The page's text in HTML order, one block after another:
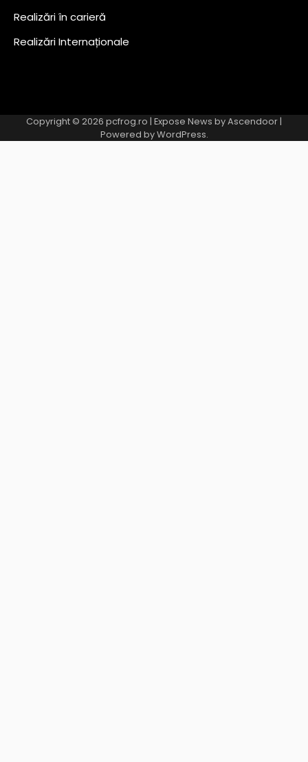
Realizări în carieră
Realizări Internaționale
Copyright © 2026 pcfrog.ro | Expose News byAscendoor|
Powered byWordPress.